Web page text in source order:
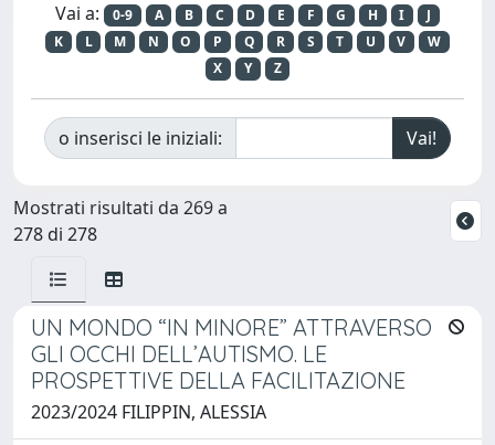
Vai a: 0-9 A B C D E F G H I
J
K
L M N O P Q R S T U V
W
X
Y Z
o inserisci le iniziali:
Mostrati risultati da 269 a
278 di 278
UN MONDO “IN MINORE” ATTRAVERSO
GLI OCCHI DELL’AUTISMO. LE
PROSPETTIVE DELLA FACILITAZIONE
2023/2024 FILIPPIN, ALESSIA